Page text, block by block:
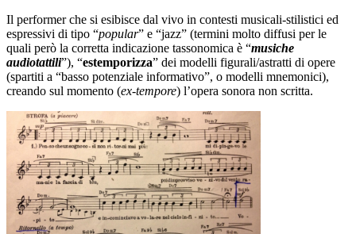
Il performer che si esibisce dal vivo in contesti musicali-stilistici ed
espressivi di tipo “popular” e “jazz” (termini molto diffusi per le
quali però la corretta indicazione tassonomica è “musiche
audiotattili”), “estemporizza” dei modelli figurali/astratti di opere
(spartiti a “basso potenziale informativo”, o modelli mnemonici),
creando sul momento (ex-tempore) l’opera sonora non scritta.